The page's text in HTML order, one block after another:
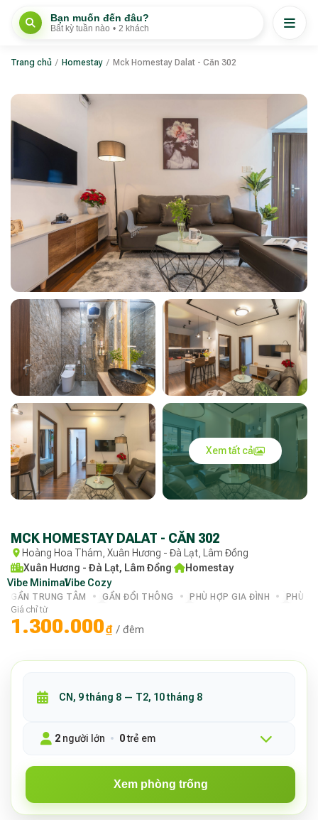
Bạn muốn đến đâu?
Bất kỳ tuần nào • 2 khách
Trang chủ / Homestay / Mck Homestay Dalat - Căn 302
Xem tất cả
MCK HOMESTAY DALAT - CĂN 302
Hoàng Hoa Thám, Xuân Hương - Đà Lạt, Lâm Đồng
Xuân Hương - Đà Lạt, Lâm Đồng·
Homestay
·
Vibe Minimal·
Vibe Cozy
GẦN TRUNG TÂM GẦN ĐỒI THÔNG PHÙ HỢP GIA ĐÌNH
PHÙ
Giá chỉ từ
1.300.000₫ / đêm
2 người lớn 0trẻ em
Xem phòng trống